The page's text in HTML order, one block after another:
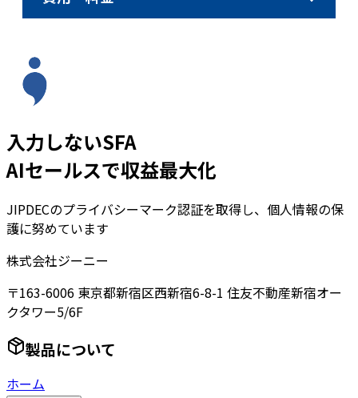
入力しないSFA
AIセールスで収益最大化
JIPDECのプライバシーマーク認証を取得し、個人情報の保
護に努めています
株式会社ジーニー
〒163-6006 東京都新宿区西新宿6-8-1 住友不動産新宿オー
クタワー5/6F
製品について
ホーム